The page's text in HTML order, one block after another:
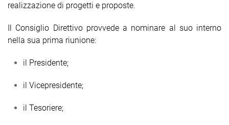
realizzazione di progetti e proposte.
Il Consiglio Direttivo provvede a nominare al suo interno
nella sua prima riunione:
il Presidente;
il Vicepresidente;
il Tesoriere;